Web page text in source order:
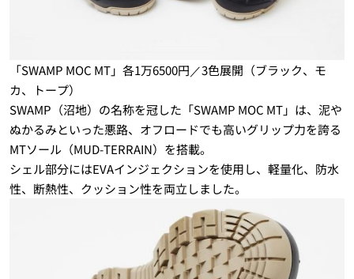
「SWAMP MOC MT」各1万6500円／3色展開（ブラック、モ
カ、トープ）
SWAMP（沼地）の名称を冠した「SWAMP MOC MT」は、泥や
ぬかるみといった悪路、オフロードでも高いグリップ力を誇る
MTソール（MUD-TERRAIN）を搭載。
シェル部分にはEVAインジェクションを使用し、軽量化、防水
性、断熱性、クッション性を両立しました。